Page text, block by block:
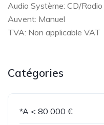
Audio Système: CD/Radio
Auvent: Manuel
TVA: Non applicable VAT
Catégories
*A < 80 000 €